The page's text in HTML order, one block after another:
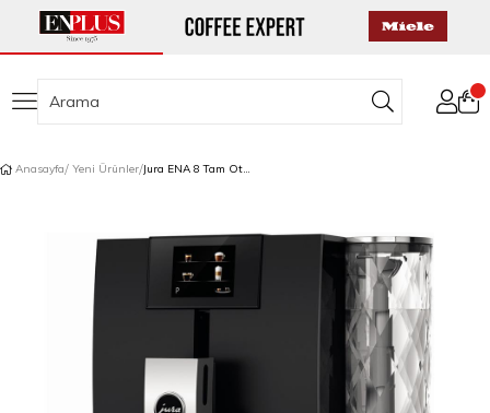
Anasayfa Yeni Ürünler Jura ENA 8 Tam Otomatik Kahve Makinesi Touch Full Metropolitan Black